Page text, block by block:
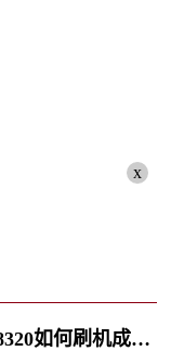
x
如何刷机成安